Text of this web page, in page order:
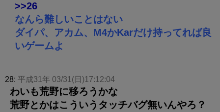
>>26
なんら難しいことはない
ダイパ、アカム、M4かKarだけ持ってれば良
いゲームよ
28: 平成31年 03/31(日)17:12:04
わいも荒野に移ろうかな
荒野とかはこういうタッチバグ無いんやろ？